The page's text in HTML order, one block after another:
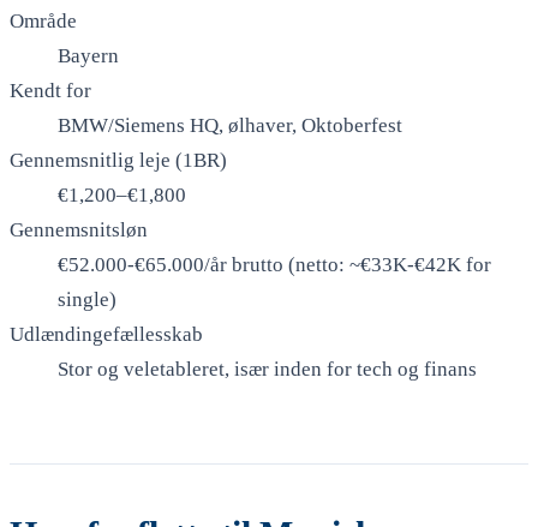
Område
Bayern
Kendt for
BMW/Siemens HQ, ølhaver, Oktoberfest
Gennemsnitlig leje (1BR)
€1,200–€1,800
Gennemsnitsløn
€52.000-€65.000/år brutto (netto: ~€33K-€42K for
single)
Udlændingefællesskab
Stor og veletableret, især inden for tech og finans